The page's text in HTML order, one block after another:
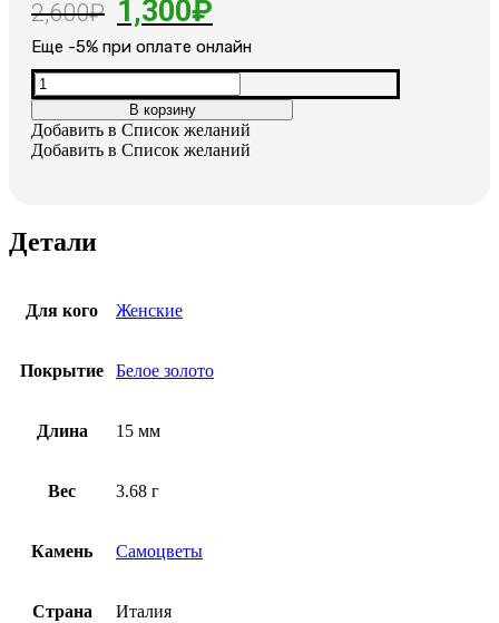
2,600₽ Первоначальная
цена
составляла
2,600₽.
1,300₽
цена:
1,300₽.
Еще -5% при оплате онлайн
Количество
товара
Серьги
позолоченные
В корзину
Добавить в Список желаний
Добавить в Список желаний
Детали
Для кого Женские
Покрытие Белое золото
Длина 15 мм
Вес 3.68 г
Камень Самоцветы
Страна Италия